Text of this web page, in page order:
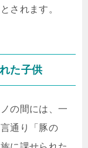
されます。
た子供
の間には、一
通り「豚の